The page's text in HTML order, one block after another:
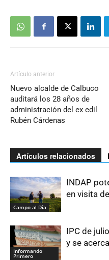
Artículo anterior
Nuevo alcalde de Calbuco
auditará los 28 años de
administración del ex edil
Rubén Cárdenas
Artículos relacionados
Campo al Día
INDAP
en visita
Informando
Primero
IPC de
y se